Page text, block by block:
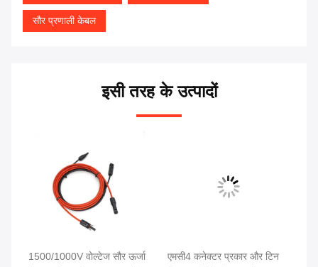
सौर प्रणाली केबल
इसी तरह के उत्पादों
1500/1000V वोल्टेज सौर ऊर्जा
एमसी4 कनेक्टर प्रकार और टिन